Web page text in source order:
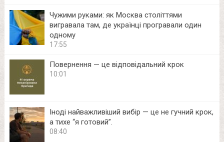
Чужими руками: як Москва століттями
вигравала там, де українці програвали один
одному
17:55
Повернення — це відповідальний крок
10:01
Іноді найважливіший вибір — це не гучний крок,
а тихе “я готовий”.
08:40